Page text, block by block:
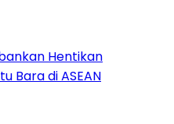
Hentikan
Bara di ASEAN